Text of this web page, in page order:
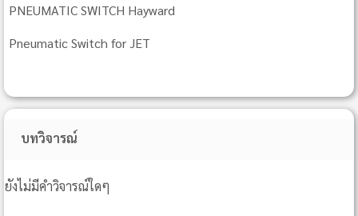
PNEUMATIC SWITCH Hayward
Pneumatic Switch for JET
บทวิจารณ์
ยังไม่มีคำวิจารณ์ใดๆ